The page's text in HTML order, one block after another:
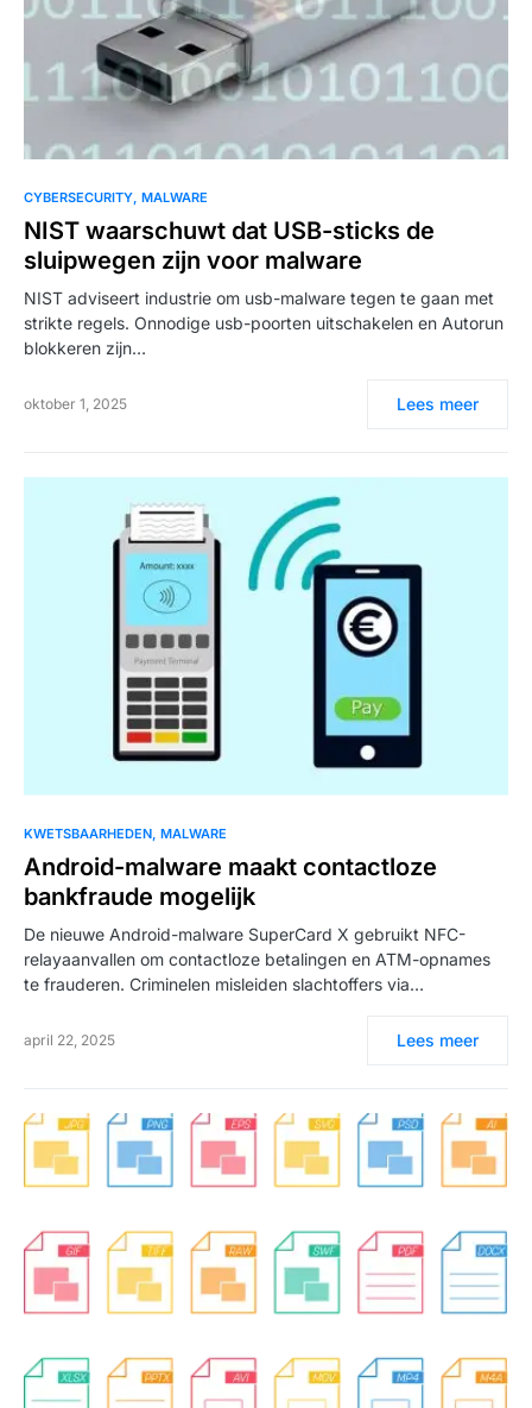
CYBERSECURITY MALWARE
NIST waarschuwt dat USB-sticks de
sluipwegen zijn voor malware
NIST adviseert industrie om usb-malware tegen te gaan met
strikte regels. Onnodige usb-poorten uitschakelen en Autorun
blokkeren zijn…
oktober 1, 2025 Lees meer
KWETSBAARHEDEN MALWARE
Android-malware maakt contactloze
bankfraude mogelijk
De nieuwe Android-malware SuperCard X gebruikt NFC-
relayaanvallen om contactloze betalingen en ATM-opnames
te frauderen. Criminelen misleiden slachtoffers via…
april 22, 2025 Lees meer